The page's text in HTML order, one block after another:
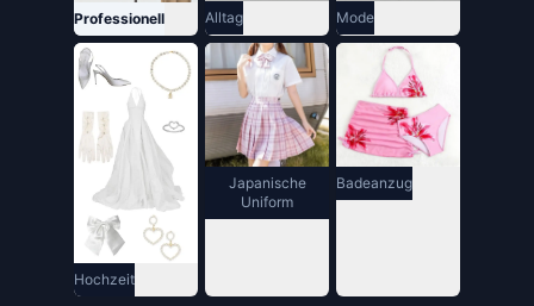
Professionell Alltag Mode
Hochzeit
Japanische
Uniform
Badeanzug